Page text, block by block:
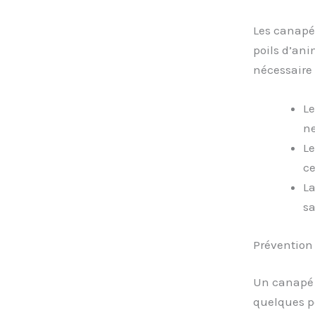
Les
poils
nécessaire
Un
quelques